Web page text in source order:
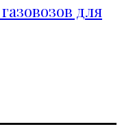
для